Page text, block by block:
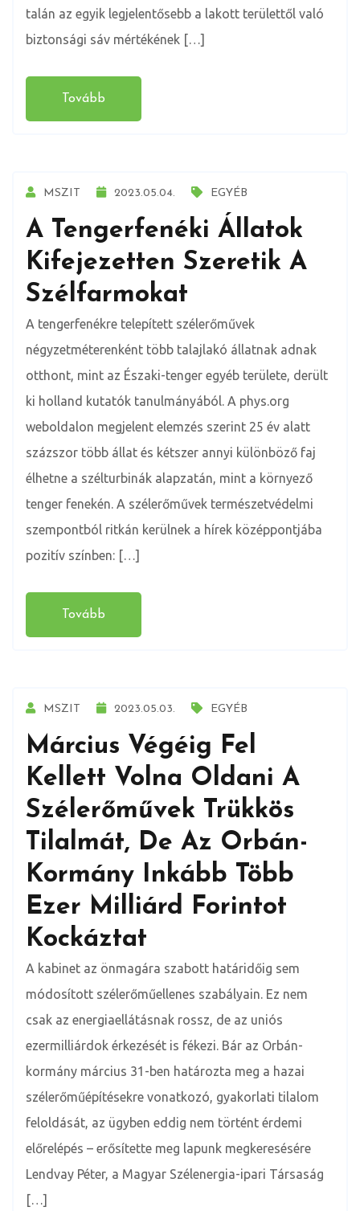
talán az egyik legjelentősebb a lakott területtől való
biztonsági sáv mértékének […]
Tovább
MSZIT 2023.05.04. EGYÉB
A Tengerfenéki Állatok
Kifejezetten Szeretik A
Szélfarmokat
A tengerfenékre telepített szélerőművek
négyzetméterenként több talajlakó állatnak adnak
otthont, mint az Északi-tenger egyéb területe, derült
ki holland kutatók tanulmányából. A phys.org
weboldalon megjelent elemzés szerint 25 év alatt
százszor több állat és kétszer annyi különböző faj
élhetne a szélturbinák alapzatán, mint a környező
tenger fenekén. A szélerőművek természetvédelmi
szempontból ritkán kerülnek a hírek középpontjába
pozitív színben: […]
Tovább
MSZIT 2023.05.03. EGYÉB
Március Végéig Fel
Kellett Volna Oldani A
Szélerőművek Trükkös
Tilalmát, De Az Orbán-
Kormány Inkább Több
Ezer Milliárd Forintot
Kockáztat
A kabinet az önmagára szabott határidőig sem
módosított szélerőműellenes szabályain. Ez nem
csak az energiaellátásnak rossz, de az uniós
ezermilliárdok érkezését is fékezi. Bár az Orbán-
kormány március 31-ben határozta meg a hazai
szélerőműépítésekre vonatkozó, gyakorlati tilalom
feloldását, az ügyben eddig nem történt érdemi
előrelépés – erősítette meg lapunk megkeresésére
Lendvay Péter, a Magyar Szélenergia-ipari Társaság
[…]